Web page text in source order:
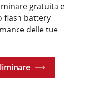
gratuita e
flash battery
delle tue